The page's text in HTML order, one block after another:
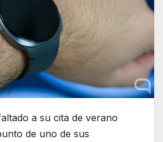
a su cita de verano
de uno de sus